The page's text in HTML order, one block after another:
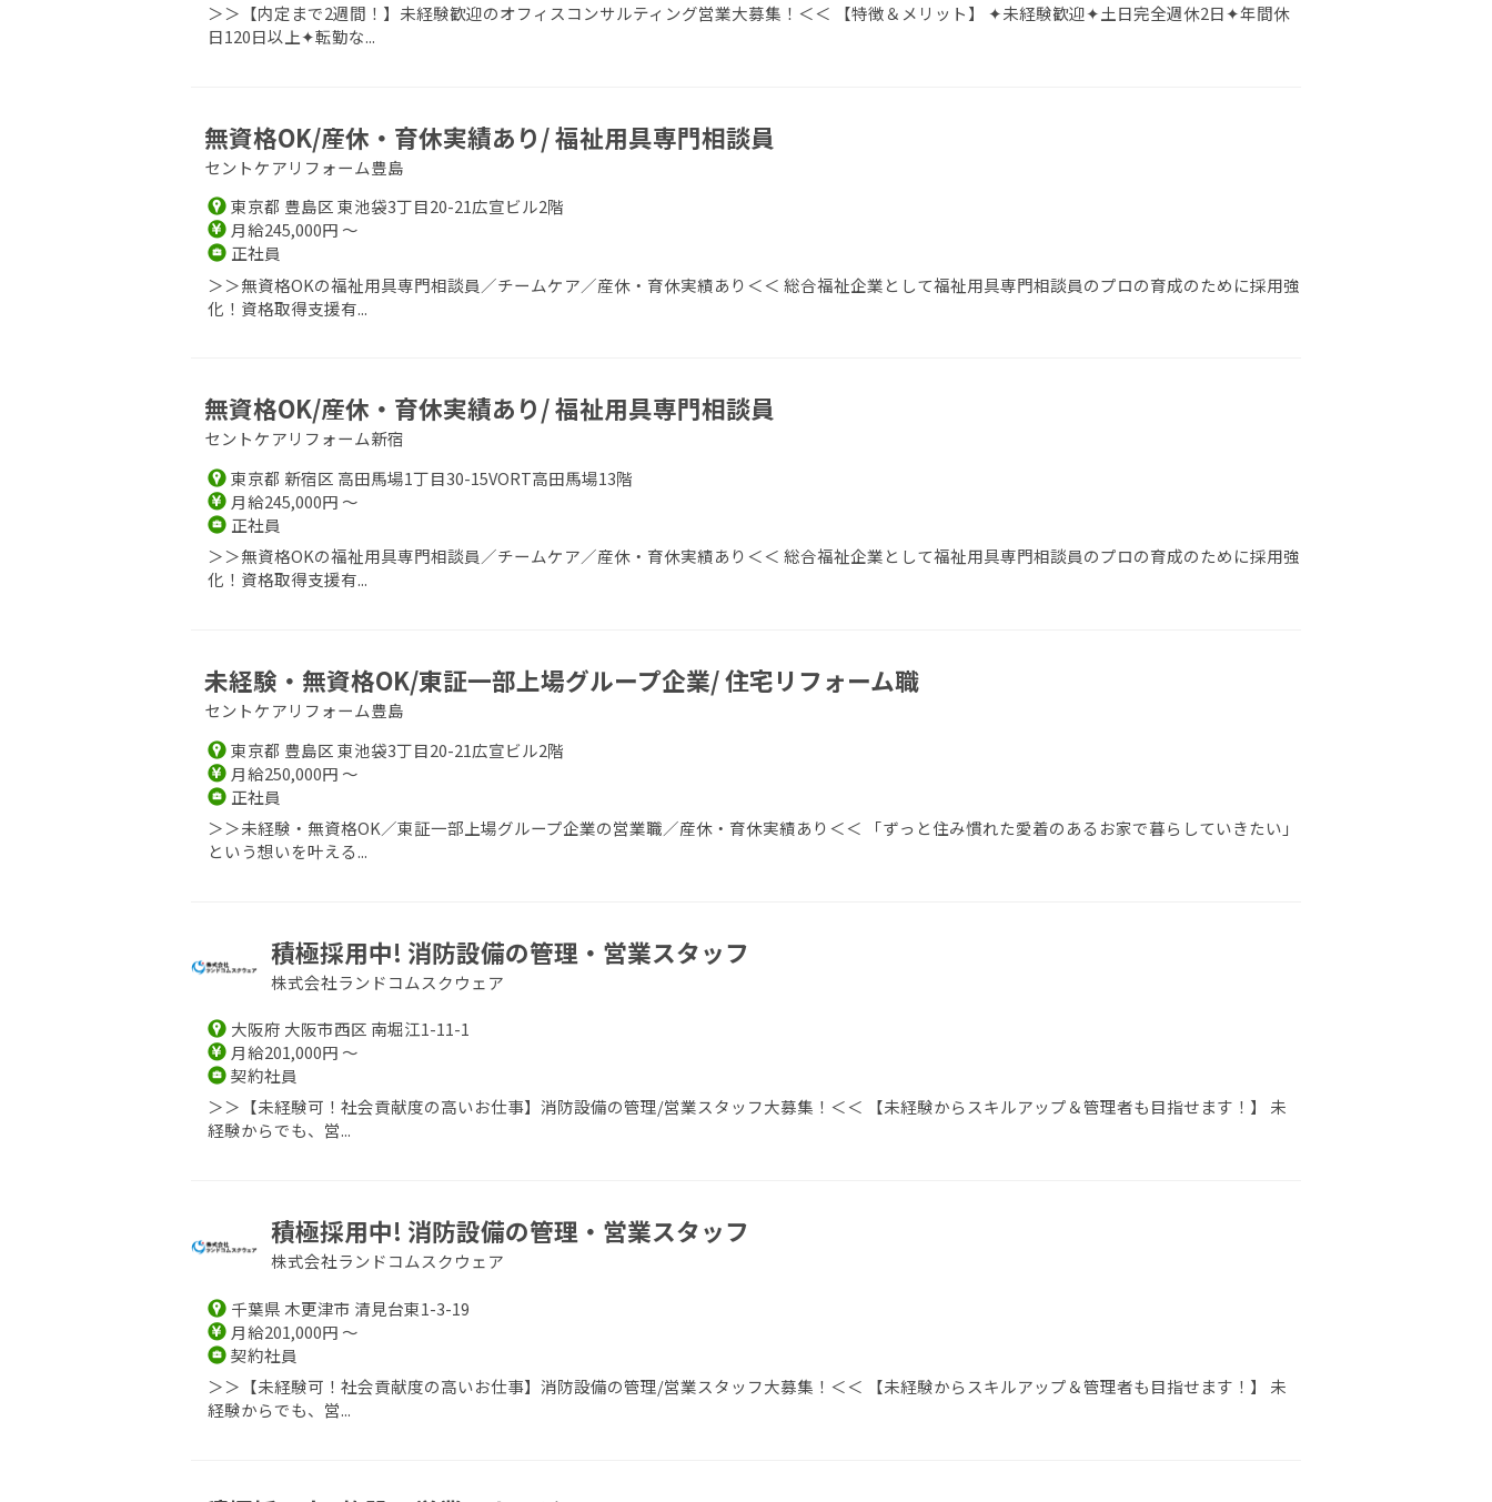
＞＞【内定まで2週間！】未経験歓迎のオフィスコンサルティング営業大募集！＜＜ 【特徴＆メリット】 ✦未経験歓迎✦土日完全週休2日✦年間休
日120日以上✦転勤な...
無資格OK/産休・育休実績あり/ 福祉用具専門相談員
セントケアリフォーム豊島
東京都 豊島区 東池袋3丁目20-21広宣ビル2階
月給245,000円 ～
正社員
＞＞無資格OKの福祉用具専門相談員／チームケア／産休・育休実績あり＜＜ 総合福祉企業として福祉用具専門相談員のプロの育成のために採用強
化！資格取得支援有...
無資格OK/産休・育休実績あり/ 福祉用具専門相談員
セントケアリフォーム新宿
東京都 新宿区 高田馬場1丁目30-15VORT高田馬場13階
月給245,000円 ～
正社員
＞＞無資格OKの福祉用具専門相談員／チームケア／産休・育休実績あり＜＜ 総合福祉企業として福祉用具専門相談員のプロの育成のために採用強
化！資格取得支援有...
未経験・無資格OK/東証一部上場グループ企業/ 住宅リフォーム職
セントケアリフォーム豊島
東京都 豊島区 東池袋3丁目20-21広宣ビル2階
月給250,000円 ～
正社員
＞＞未経験・無資格OK／東証一部上場グループ企業の営業職／産休・育休実績あり＜＜ 「ずっと住み慣れた愛着のあるお家で暮らしていきたい」
という想いを叶える...
積極採用中! 消防設備の管理・営業スタッフ
株式会社ランドコムスクウェア
大阪府 大阪市西区 南堀江1-11-1
月給201,000円 ～
契約社員
＞＞【未経験可！社会貢献度の高いお仕事】消防設備の管理/営業スタッフ大募集！＜＜ 【未経験からスキルアップ＆管理者も目指せます！】 未
経験からでも、営...
積極採用中! 消防設備の管理・営業スタッフ
株式会社ランドコムスクウェア
千葉県 木更津市 清見台東1-3-19
月給201,000円 ～
契約社員
＞＞【未経験可！社会貢献度の高いお仕事】消防設備の管理/営業スタッフ大募集！＜＜ 【未経験からスキルアップ＆管理者も目指せます！】 未
経験からでも、営...